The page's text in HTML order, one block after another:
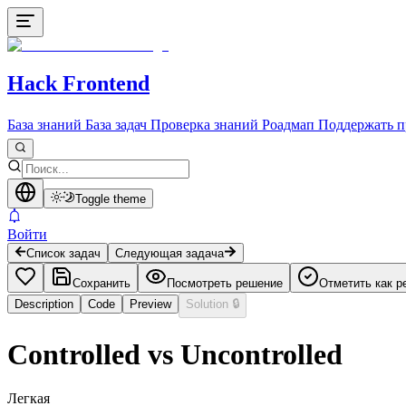
Hack Frontend
База знаний База задач Проверка знаний Роадмап Поддержать
Toggle theme
Войти
Список задач Следующая задача
Сохранить Посмотреть решение
Отметить как
Description
Code Preview Solution 🔒
Controlled vs Uncontrolled
Легкая